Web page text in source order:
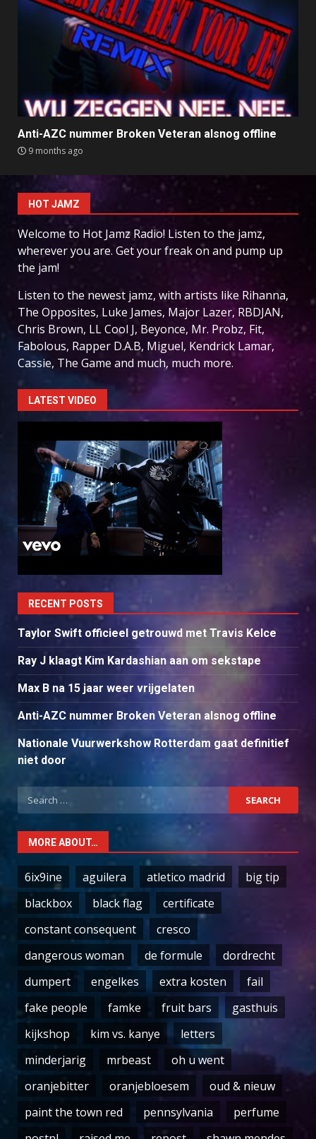
Anti-AZC nummer Broken Veteran alsnog offline
9 months ago
HOT JAMZ
Welcome to Hot Jamz Radio! Listen to the jamz,
wherever you are. Get your freak on and pump up
the jam!
Listen to the newest jamz, with artists like Rihanna,
The Opposites, Luke James, Major Lazer, RBDJAN,
Chris Brown, LL Cool J, Beyonce, Mr. Probz, Fit,
Fabolous, Rapper D.A.B, Miguel, Kendrick Lamar,
Cassie, The Game and much, much more.
LATEST VIDEO
RECENT POSTS
Taylor Swift officieel getrouwd met Travis Kelce
Ray J klaagt Kim Kardashian aan om sekstape
Max B na 15 jaar weer vrijgelaten
Anti-AZC nummer Broken Veteran alsnog offline
Nationale Vuurwerkshow Rotterdam gaat definitief
niet door
Search
for:
MORE ABOUT…
6ix9ine aguilera atletico madrid
big tip
blackbox
black flag
certificate
constant consequent
cresco
dangerous woman
de formule
dordrecht
dumpert
engelkes extra kosten
fail
fake people
famke fruit bars
gasthuis
kijkshop
kim vs. kanye
letters
minderjarig
mrbeast
oh u went
oranjebitter
oranjebloesem
oud & nieuw
paint the town red
pennsylvania
perfume